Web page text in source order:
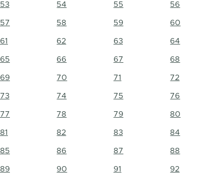
53 54 55 56
57 58 59 60
61 62 63 64
65 66 67 68
69 70 71 72
73 74 75 76
77 78 79 80
81 82 83 84
85 86 87 88
89 90 91 92